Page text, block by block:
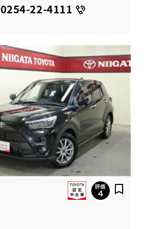
0254-22-4111